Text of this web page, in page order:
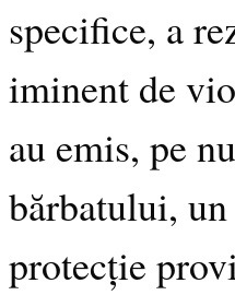
specifice, a
iminent de
au emis, pe
bărbatului,
protecție